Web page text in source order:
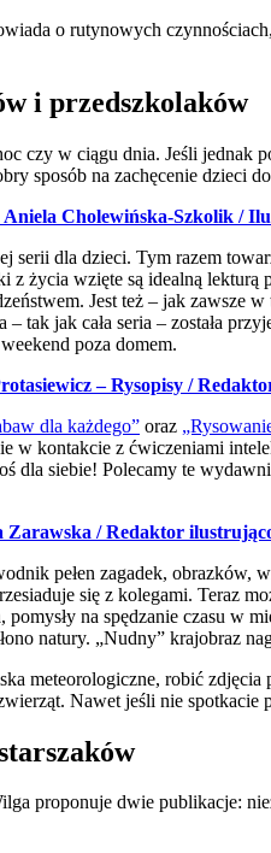
o rutynowych
i przedszkolaków
w ciągu dnia. Jeśli jednak
sposób na zachęcenie dzieci
Cholewińska-Szkolik /
serii dla dzieci. Tym razem
życia wzięte są idealną
Jest też – jak zawsze
jak cała seria – została
poza domem.
– Rysopisy /
dla każdego” oraz
w kontakcie z ćwiczeniami
siebie! Polecamy te
/ Redaktor
pełen zagadek, obrazków,
się z kolegami. Teraz
na spędzanie czasu w
natury. „Nudny” krajobraz
meteorologiczne, robić
Nawet jeśli nie
proponuje dwie publikacje: